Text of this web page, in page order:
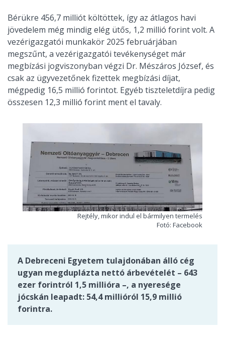
Bérükre 456,7 milliót költöttek, így az átlagos havi
jövedelem még mindig elég ütős, 1,2 millió forint volt. A
vezérigazgatói munkakör 2025 februárjában
megszűnt, a vezérigazgatói tevékenységet már
megbízási jogviszonyban végzi Dr. Mészáros József, és
csak az ügyvezetőnek fizettek megbízási díjat,
mégpedig 16,5 millió forintot. Egyéb tiszteletdíjra pedig
összesen 12,3 millió forint ment el tavaly.
Rejtély, mikor indul el bármilyen termelés
Fotó: Facebook
A Debreceni Egyetem tulajdonában álló cég
ugyan megduplázta nettó árbevételét – 643
ezer forintról 1,5 millióra –, a nyeresége
jócskán leapadt: 54,4 millióról 15,9 millió
forintra.